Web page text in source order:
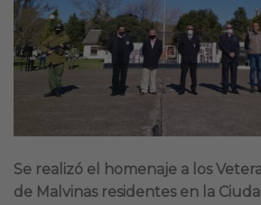
Se realizó el homenaje a los
de Malvinas residentes en la